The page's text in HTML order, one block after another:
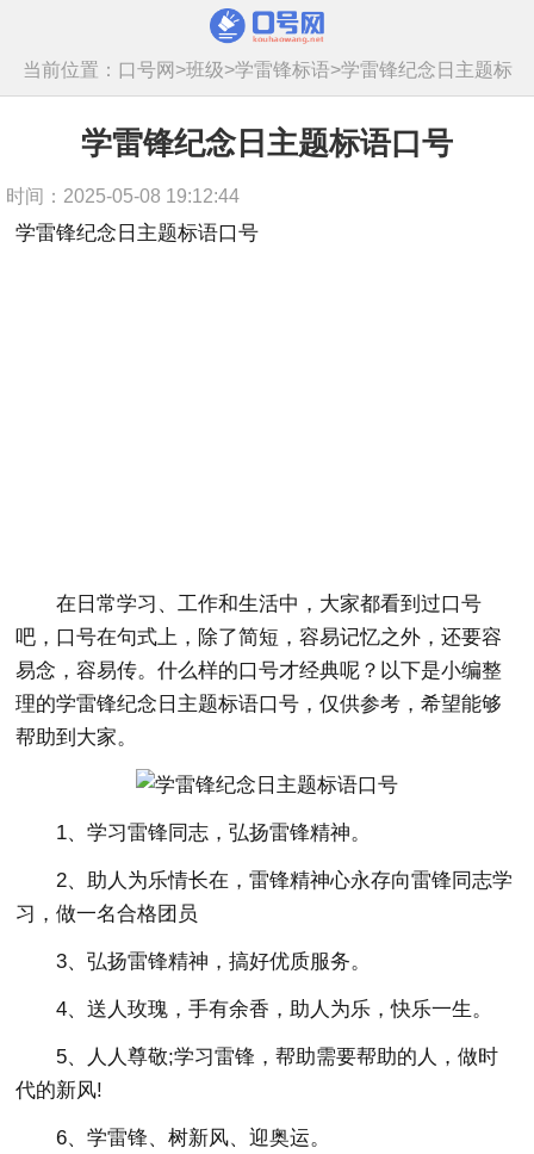
当前位置： 口号网 >班级>学雷锋标语>学雷锋纪念日主题标
学雷锋纪念日主题标语口号
时间：2025-05-08 19:12:44
学雷锋纪念日主题标语口号
在日常学习、工作和生活中，大家都看到过口号
吧，口号在句式上，除了简短，容易记忆之外，还要容
易念，容易传。什么样的口号才经典呢？以下是小编整
理的学雷锋纪念日主题标语口号，仅供参考，希望能够
帮助到大家。
1、学习雷锋同志，弘扬雷锋精神。
2、助人为乐情长在，雷锋精神心永存向雷锋同志学
习，做一名合格团员
3、弘扬雷锋精神，搞好优质服务。
4、送人玫瑰，手有余香，助人为乐，快乐一生。
5、人人尊敬;学习雷锋，帮助需要帮助的人，做时
代的新风!
6、学雷锋、树新风、迎奥运。